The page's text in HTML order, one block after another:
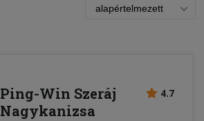
4.7
Ping-Win Szeráj
Nagykanizsa